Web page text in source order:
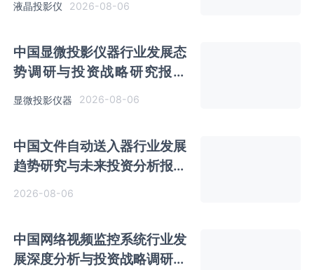
液晶投影仪 2026-08-06
中国显微投影仪器行业发展态
势调研与投资战略研究报告
显微投影仪器 2026-08-06
中国文件自动送入器行业发展
趋势研究与未来投资分析报告
2026-08-06
中国网络视频监控系统行业发
展深度分析与投资战略调研报